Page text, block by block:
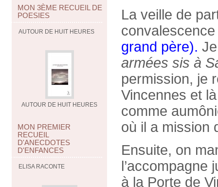
MON 3ÈME RECUEIL DE
POESIES
AUTOUR DE HUIT HEURES
AUTOUR DE HUIT HEURES
MON PREMIER
RECUEIL
D'ANECDOTES
D'ENFANCES
ELISA RACONTE
La veille de
grand père).
armées sis à
permission, je
Vincennes et
comme
où il a mission
Ensuite, on
l’accompagne
à la Porte de